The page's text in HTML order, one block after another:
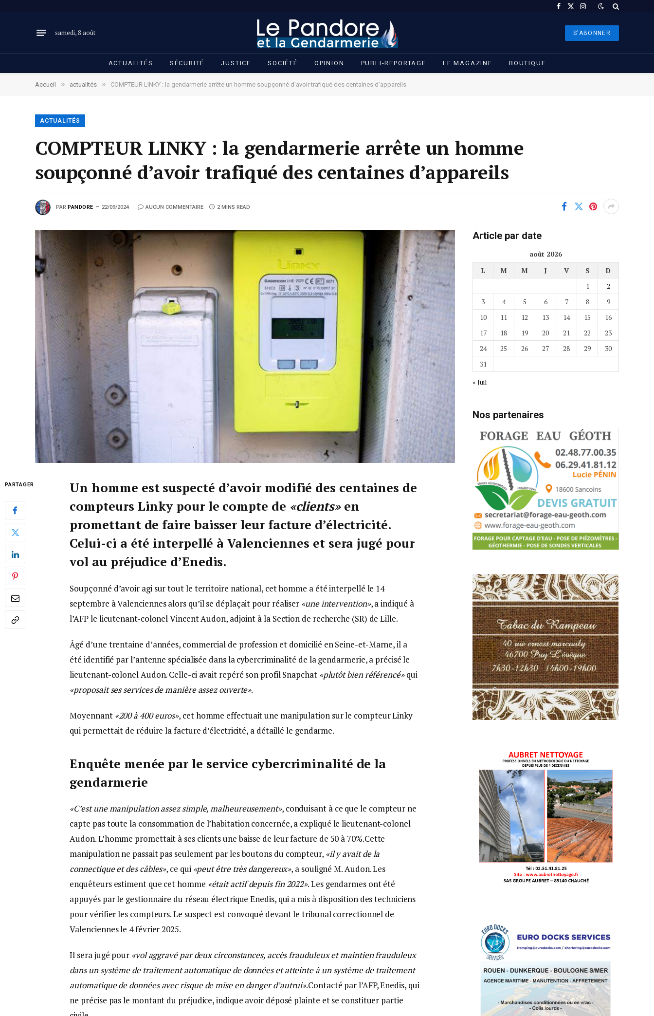
Facebook
X
Instagram
samedi, 8 août S'ABONNER
ACTUALITÉS SÉCURITÉ JUSTICE SOCIÉTÉ OPINION PUBLI-REPORTAGE LE MAGAZINE BOUTIQUE
Accueil » actualités » COMPTEUR LINKY : la gendarmerie arrête un homme soupçonné d’avoir trafiqué des centaines d’appareils
ACTUALITÉS
COMPTEUR LINKY : la gendarmerie arrête un homme
soupçonné d’avoir trafiqué des centaines d’appareils
PAR PANDORE 22/09/2024 AUCUN COMMENTAIRE 2 MINS READ
PARTAGER
Un homme est suspecté d’avoir modifié des centaines de
compteurs Linky pour le compte de «clients»en
promettant de faire baisser leur facture d’électricité.
Celui-ci a été interpellé à Valenciennes et sera jugé pour
vol au préjudice d’Enedis.
Soupçonné d’avoir agi sur tout le territoire national, cet homme a été interpellé le 14
septembre à Valenciennes alors qu’il se déplaçait pour réaliser «une intervention», a indiqué à
l’AFP le lieutenant-colonel Vincent Audon, adjoint à la Section de recherche (SR) de Lille.
Âgé d’une trentaine d’années, commercial de profession et domicilié en Seine-et-Marne, il a
été identifié par l’antenne spécialisée dans la cybercriminalité de la gendarmerie, a précisé le
lieutenant-colonel Audon. Celle-ci avait repéré son profil Snapchat «plutôt bien référencé»qui
«proposait ses services de manière assez ouverte».
Moyennant «200 à 400 euros», cet homme effectuait une manipulation sur le compteur Linky
qui permettait de réduire la facture d’électricité, a détaillé le gendarme.
Enquête menée par le service cybercriminalité de la
gendarmerie
«C’est une manipulation assez simple, malheureusement», conduisant à ce que le compteur ne
capte pas toute la consommation de l’habitation concernée, a expliqué le lieutenant-colonel
Audon. L’homme promettait à ses clients une baisse de leur facture de 50 à 70%.Cette
manipulation ne passait pas seulement par les boutons du compteur, «il y avait de la
connectique et des câbles», ce qui «peut être très dangereux», a souligné M. Audon. Les
enquêteurs estiment que cet homme «était actif depuis fin 2022». Les gendarmes ont été
appuyés par le gestionnaire du réseau électrique Enedis, qui a mis à disposition des techniciens
pour vérifier les compteurs. Le suspect est convoqué devant le tribunal correctionnel de
Valenciennes le 4 février 2025.
Il sera jugé pour «vol aggravé par deux circonstances, accès frauduleux et maintien frauduleux
dans un système de traitement automatique de données et atteinte à un système de traitement
automatique de données avec risque de mise en danger d’autrui».Contacté par l’AFP, Enedis, qui
ne précise pas le montant du préjudice, indique avoir déposé plainte et se constituer partie
Article par date
août 2026
L
M M J V S
D
1
2
3
4 5 6 7 8
9
10
11 12 13 14 15
16
17
18 19 20 21 22
23
24
25 26 27 28 29
30
31
« Juil
Nos partenaires